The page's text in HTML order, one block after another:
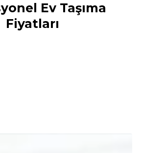
Ev Taşıma
Fiyatları